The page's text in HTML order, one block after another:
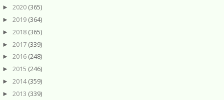
► 2020 (365)
► 2019 (364)
► 2018 (365)
► 2017 (339)
► 2016 (248)
► 2015 (246)
► 2014(359)
► 2013 (339)